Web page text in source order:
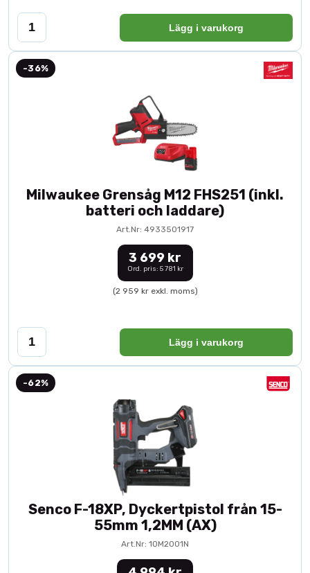
Lägg i varukorg
-36%
Milwaukee Grensåg M12 FHS251 (inkl.
batteri och laddare)
Art.Nr: 4933501917
3 699 kr
Ord. pris: 5 781 kr
(2 959 kr exkl. moms)
Lägg i varukorg
-62%
Senco F-18XP, Dyckertpistol från 15-
55mm 1,2MM (AX)
Art.Nr: 10M2001N